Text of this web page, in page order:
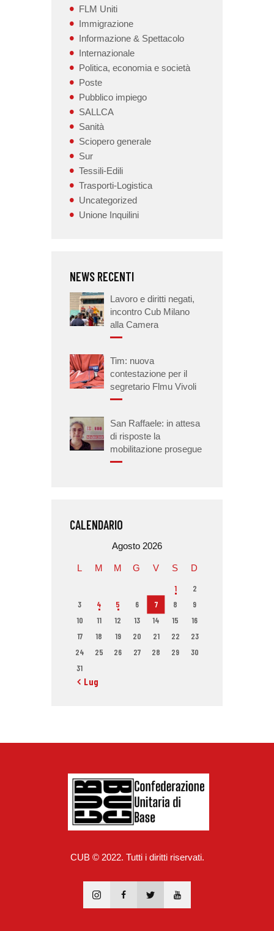
FLM Uniti
Immigrazione
Informazione & Spettacolo
Internazionale
Politica, economia e società
Poste
Pubblico impiego
SALLCA
Sanità
Sciopero generale
Sur
Tessili-Edili
Trasporti-Logistica
Uncategorized
Unione Inquilini
NEWS RECENTI
Lavoro e diritti negati,
incontro Cub Milano
alla Camera
Tim: nuova
contestazione per il
segretario Flmu Vivoli
San Raffaele: in attesa
di risposte la
mobilitazione prosegue
CALENDARIO
Agosto 2026
L M M G V S D
1
2
3
4 5 6 7 8
9
10
11 12 13 14 15
16
17
18 19 20 21 22
23
24
25 26 27 28 29
30
31
« Lug
CUB © 2022. Tutti i diritti riservati.